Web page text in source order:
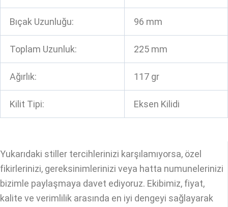
Bıçak Uzunluğu: 96 mm
Toplam Uzunluk: 225 mm
Ağırlık: 117 gr
Kilit Tipi: Eksen Kilidi
Yukarıdaki stiller tercihlerinizi karşılamıyorsa, özel
fikirlerinizi, gereksinimlerinizi veya hatta numunelerinizi
bizimle paylaşmaya davet ediyoruz. Ekibimiz, fiyat,
kalite ve verimlilik arasında en iyi dengeyi sağlayarak